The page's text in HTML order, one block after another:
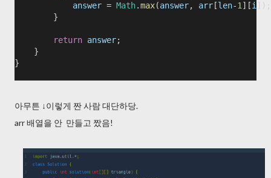
answer = Math.max(answer, arr [len-1 ][i ]);
}
return answer;
}
}
아무튼 ↓이렇게 짠 사람 대단하당.
arr 배열을 안 만들고 짰음!